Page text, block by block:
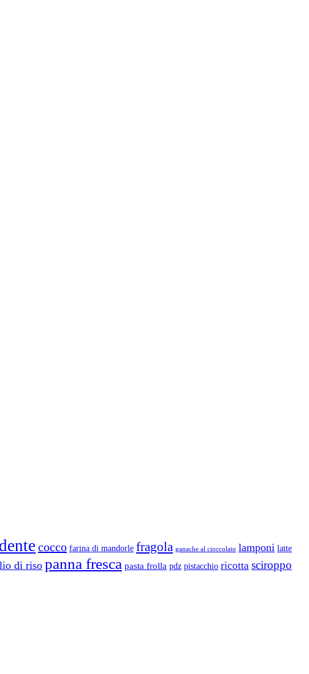
cocco farina di mandorle fragola ganache al cioccolato lamponi latte
di riso panna fresca pasta frolla pdz pistacchio ricotta sciroppo